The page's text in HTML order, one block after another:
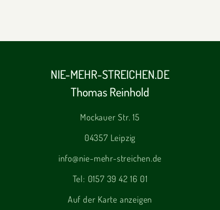
NIE-MEHR-STREICHEN.DE
Thomas Reinhold
Mockauer Str. 15
04357 Leipzig
info@nie-mehr-streichen.de
Tel: 0157 39 42 16 01
Auf der Karte anzeigen